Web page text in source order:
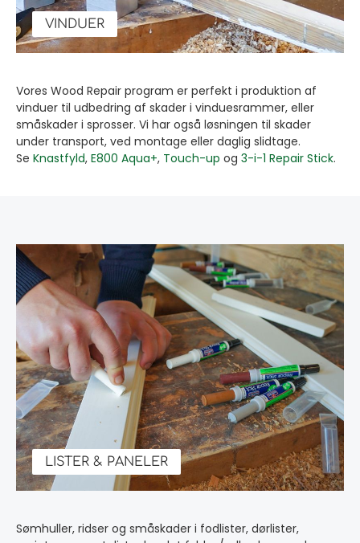
VINDUER
Vores Wood Repair program er perfekt i produktion af
vinduer til udbedring af skader i vinduesrammer, eller
småskader i sprosser. Vi har også løsningen til skader
under transport, ved montage eller daglig slidtage.
Se Knastfyld, E800 Aqua+, Touch-up og 3-i-1 Repair Stick.
LISTER & PANELER
Sømhuller, ridser og småskader i fodlister, dørlister,